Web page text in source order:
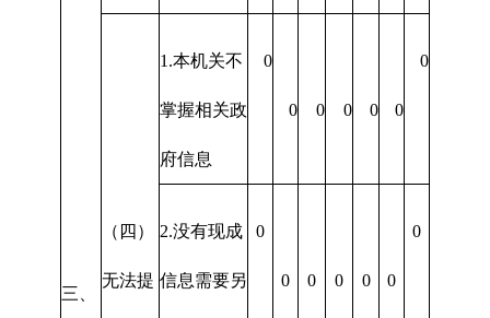
三、
（四）
无法提
1.本机关不
掌握相关政
府信息
0
0 0 0 0 0
0
2.没有现成
信息需要另
0
0 0 0 0 0
0